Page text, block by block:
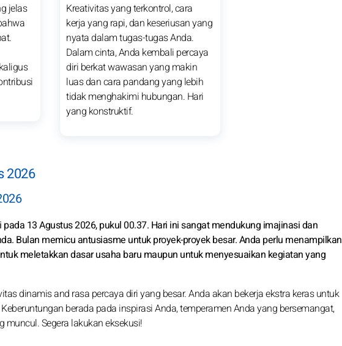
jelas
Kreativitas yang terkontrol, cara
kerja yang rapi, dan keseriusan yang
nyata dalam tugas-tugas Anda.
Dalam cinta, Anda kembali percaya
diri berkat wawasan yang makin
luas dan cara pandang yang lebih
tidak menghakimi hubungan. Hari
yang konstruktif.
2026
13 Agustus 2026, pukul 00.37. Hari ini sangat mendukung imajinasi dan
Bulan memicu antusiasme untuk proyek-proyek besar. Anda perlu menampilkan
meletakkan dasar usaha baru maupun untuk menyesuaikan kegiatan yang
dinamis and rasa percaya diri yang besar. Anda akan bekerja ekstra keras untuk
berada pada inspirasi Anda, temperamen Anda yang bersemangat,
muncul. Segera lakukan eksekusi!